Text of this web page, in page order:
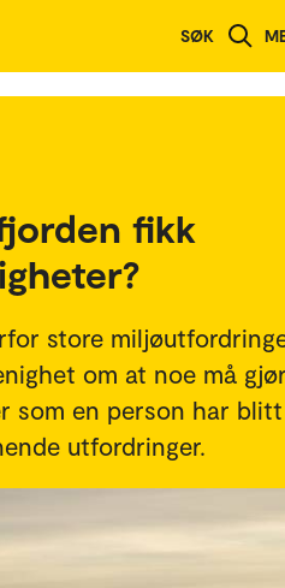
SØK
fikk
store
om at noe må
som en person har
utfordringer.